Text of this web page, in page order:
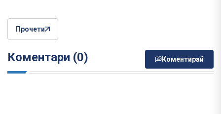
Прочети
Коментари (0) Коментирай